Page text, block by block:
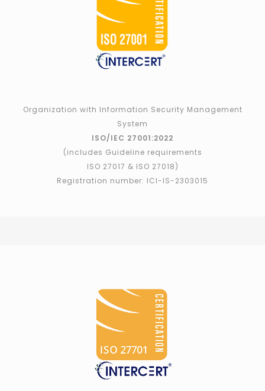
Organization with Information Security Management
System
ISO/IEC 27001:2022
(includes Guideline requirements
ISO 27017 & ISO 27018)
Registration number: ICI-IS-2303015